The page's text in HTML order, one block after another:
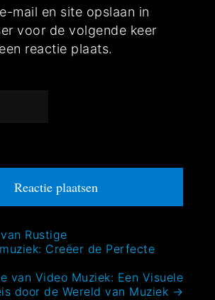
mail en site opslaan in
voor de volgende keer
reactie plaats.
Rustige
Creëer de Perfecte
van Video Muziek: Een Visuele
door de Wereld van Muziek →